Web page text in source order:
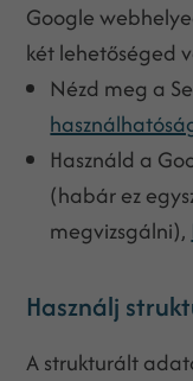
Google
két lehetőséged
Nézd meg a
Használd a
(habár ez
megvizsgálni),
Használj
A strukturált